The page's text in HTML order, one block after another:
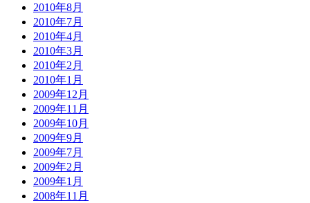
2010年8月
2010年7月
2010年4月
2010年3月
2010年2月
2010年1月
2009年12月
2009年11月
2009年10月
2009年9月
2009年7月
2009年2月
2009年1月
2008年11月